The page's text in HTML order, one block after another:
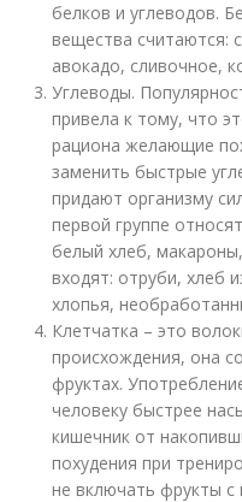
белков и углеводов.
вещества считаются:
авокадо, сливочное,
Углеводы.
привела к тому, что
рациона желающие
заменить быстрые
придают организму
первой группе
белый хлеб,
входят: отруби, хлеб
хлопья,
Клетчатка – это
происхождения, она
фруктах.
человеку быстрее
кишечник от
похудения при
не включать фрукты